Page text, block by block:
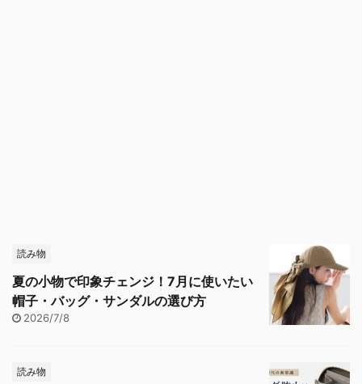
読み物
夏の小物で印象チェンジ！7月に使いたい
帽子・バッグ・サンダルの選び方
2026/7/8
読み物